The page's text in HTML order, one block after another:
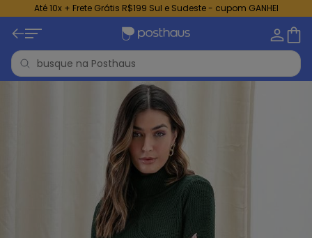
Até 10x + Frete Grátis R$199 Sul e Sudeste - cupom GANHEI